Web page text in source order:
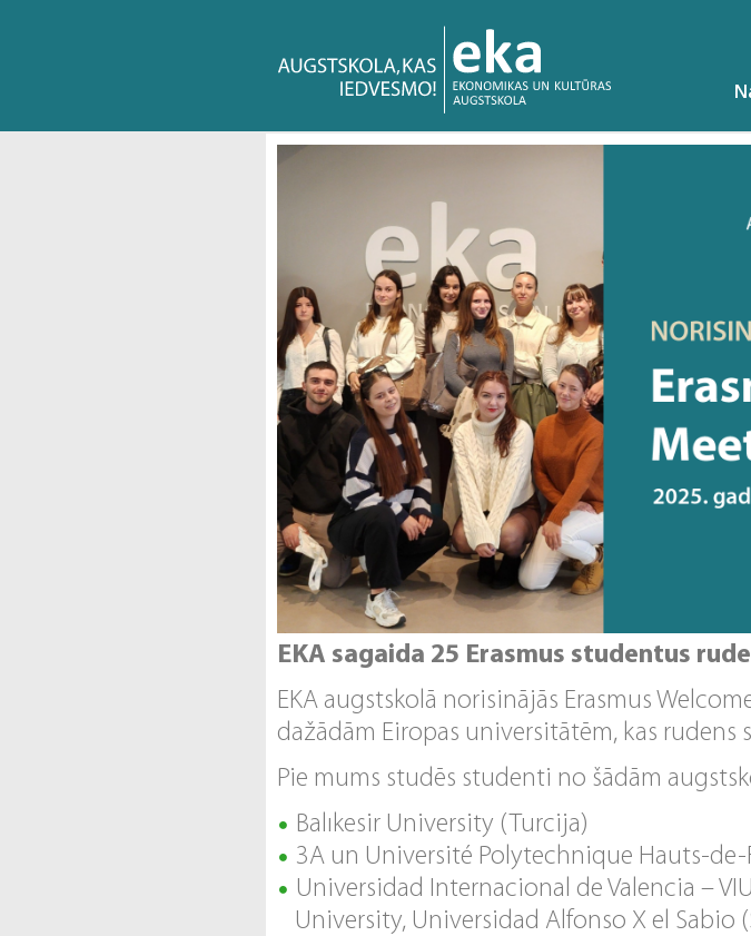
EKA sagaida 25 Erasmus studentus
EKA augstskolā norisinājās Erasmus
dažādām Eiropas universitātēm, kas rudens
Pie mums studēs studenti no šādām
Balıkesir University (Turcija)
3A un Université Polytechnique Hauts-de-
Universidad Internacional de Valencia –
University, Universidad Alfonso X el Sabio